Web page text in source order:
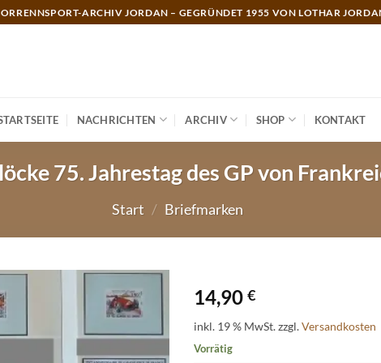
ARCHIV JORDAN – GEGRÜNDET 1955 VON LOTHAR
NACHRICHTEN ARCHIV SHOP KONTAKT
75. Jahrestag des GP von
Start / Briefmarken
14,90 €
inkl. 19 % MwSt.zzgl.Versandkosten
Vorrätig